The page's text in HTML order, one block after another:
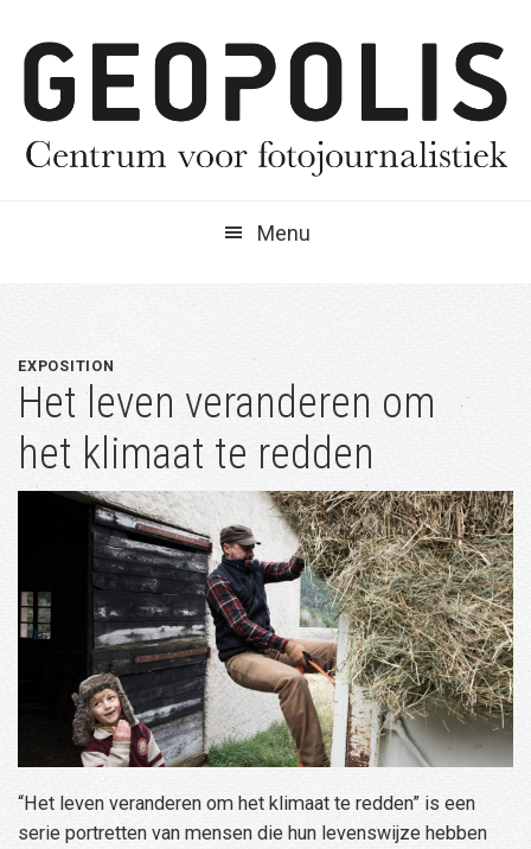
naar
hoofdnavigatie
naar
hoofd
inhoud
naar
eerste
sidebar
Menu
EXPOSITION
Het leven veranderen om
het klimaat te redden
“Het leven veranderen om het klimaat te redden” is een
serie portretten van mensen die hun levenswijze hebben